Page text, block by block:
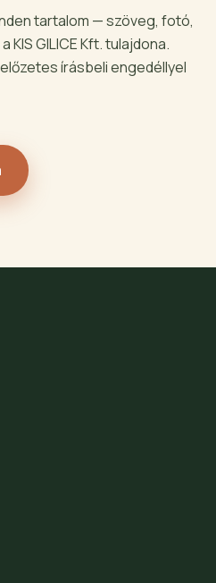
tartalom — szöveg, fotó,
GILICE Kft. tulajdona.
írásbeli engedéllyel